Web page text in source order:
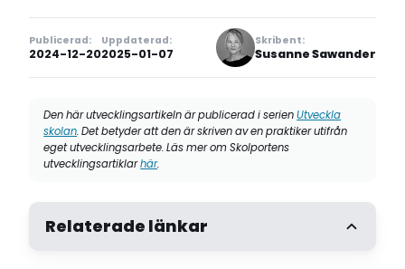
Publicerad:
2024-12-20
Uppdaterad:
2025-01-07
Skribent:
Susanne Sawander
Den här utvecklingsartikeln är publicerad i serienUtveckla
skolan. Det betyder att den är skriven av en praktiker utifrån
eget utvecklingsarbete. Läs mer om Skolportens
utvecklingsartiklarhär.
Relaterade länkar